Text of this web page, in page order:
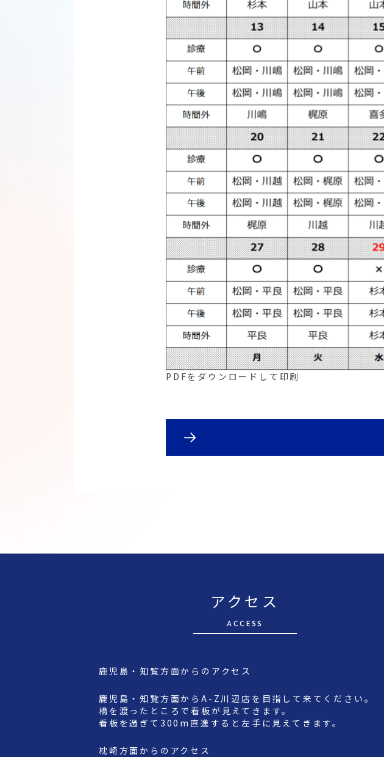
PDFをダウンロードして印刷
アクセス
ACCESS
鹿児島・知覧方面からのアクセス
鹿児島・知覧方面からA-Z川辺店を目指して来てください。
橋を渡ったところで看板が見えてきます。
看板を過ぎて300m直進すると左手に見えてきます。
枕崎方面からのアクセス